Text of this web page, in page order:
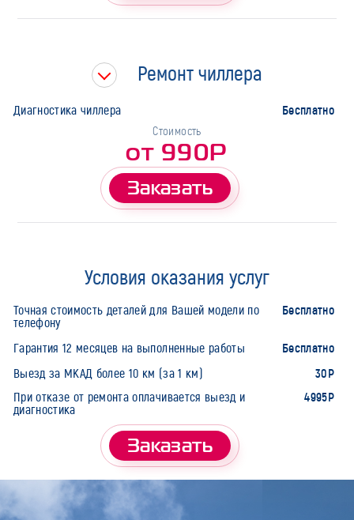
Ремонт чиллера
Диагностика чиллера Бесплатно
Стоимость
от 990Р
Заказать
Условия оказания услуг
Точная стоимость деталей для Вашей модели по
телефону
Бесплатно
Гарантия 12 месяцев на выполненные работы Бесплатно
Выезд за МКАД более 10 км (за 1 км) 30Р
При отказе от ремонта оплачивается выезд и
диагностика
4995Р
Заказать